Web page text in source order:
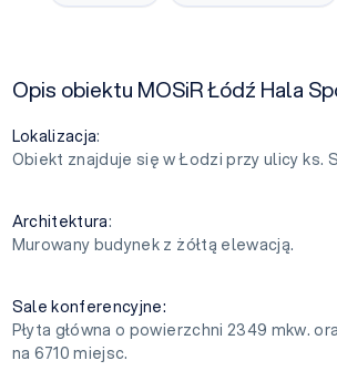
Opis obiektu MOSiR Łódź Hala
Lokalizacja:
Obiekt znajduje się w Łodzi przy ulicy ks.
Architektura:
Murowany budynek z żółtą elewacją.
Sale konferencyjne:
Płyta główna o powierzchni 2349 mkw.
na 6710 miejsc.